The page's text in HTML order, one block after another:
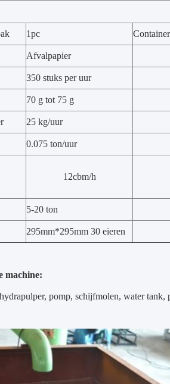
1pc
Afvalpapier
350 stuks per uur
70 g tot 75 g
25 kg/uur
0.075 ton/uur
12cbm/h
5-20 ton
295mm*295mm 30 eieren
machine:
pomp, schijfmolen, water